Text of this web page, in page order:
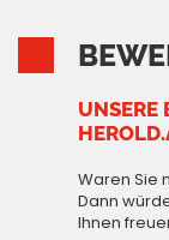
UNSERE
Waren Sie
Dann
Ihnen